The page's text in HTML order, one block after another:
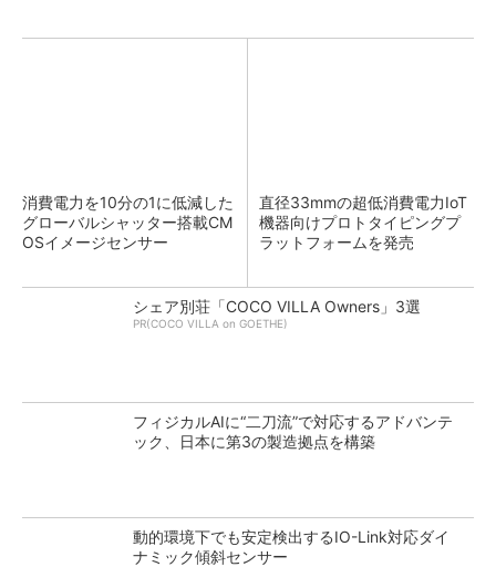
消費電力を10分の1に低減した
グローバルシャッター搭載CM
OSイメージセンサー
直径33mmの超低消費電力IoT
機器向けプロトタイピングプ
ラットフォームを発売
シェア別荘「COCO VILLA Owners」3選
PR(COCO VILLA on GOETHE)
フィジカルAIに“二刀流”で対応するアドバンテ
ック、日本に第3の製造拠点を構築
動的環境下でも安定検出するIO-Link対応ダイ
ナミック傾斜センサー